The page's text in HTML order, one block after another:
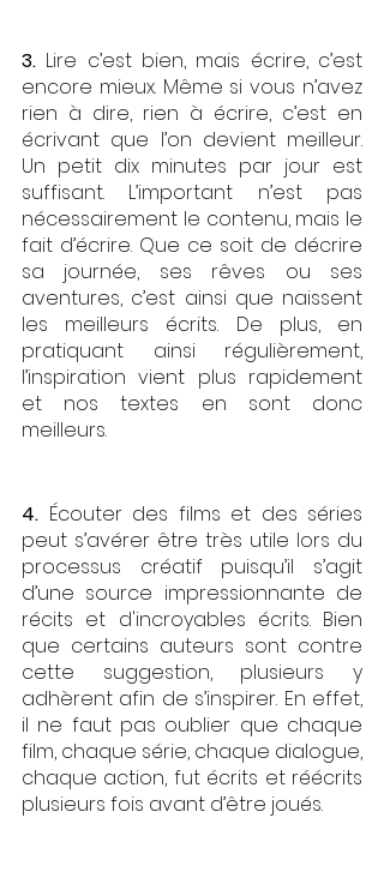
3. Lire c’est bien, mais écrire, c’est
encore mieux. Même si vous n’avez
rien à dire, rien à écrire, c’est en
écrivant que l’on devient meilleur.
Un petit dix minutes par jour est
suffisant. L’important n’est pas
nécessairement le contenu, mais le
fait d’écrire. Que ce soit de décrire
sa journée, ses rêves ou ses
aventures, c’est ainsi que naissent
les meilleurs écrits. De plus, en
pratiquant ainsi régulièrement,
l’inspiration vient plus rapidement
et nos textes en sont donc
meilleurs.
4. Écouter des films et des séries
peut s’avérer être très utile lors du
processus créatif puisqu’il s’agit
d’une source impressionnante de
récits et d'incroyables écrits. Bien
que certains auteurs sont contre
cette suggestion, plusieurs y
adhèrent afin de s’inspirer. En effet,
il ne faut pas oublier que chaque
film, chaque série, chaque dialogue,
chaque action, fut écrits et réécrits
plusieurs fois avant d’être joués.